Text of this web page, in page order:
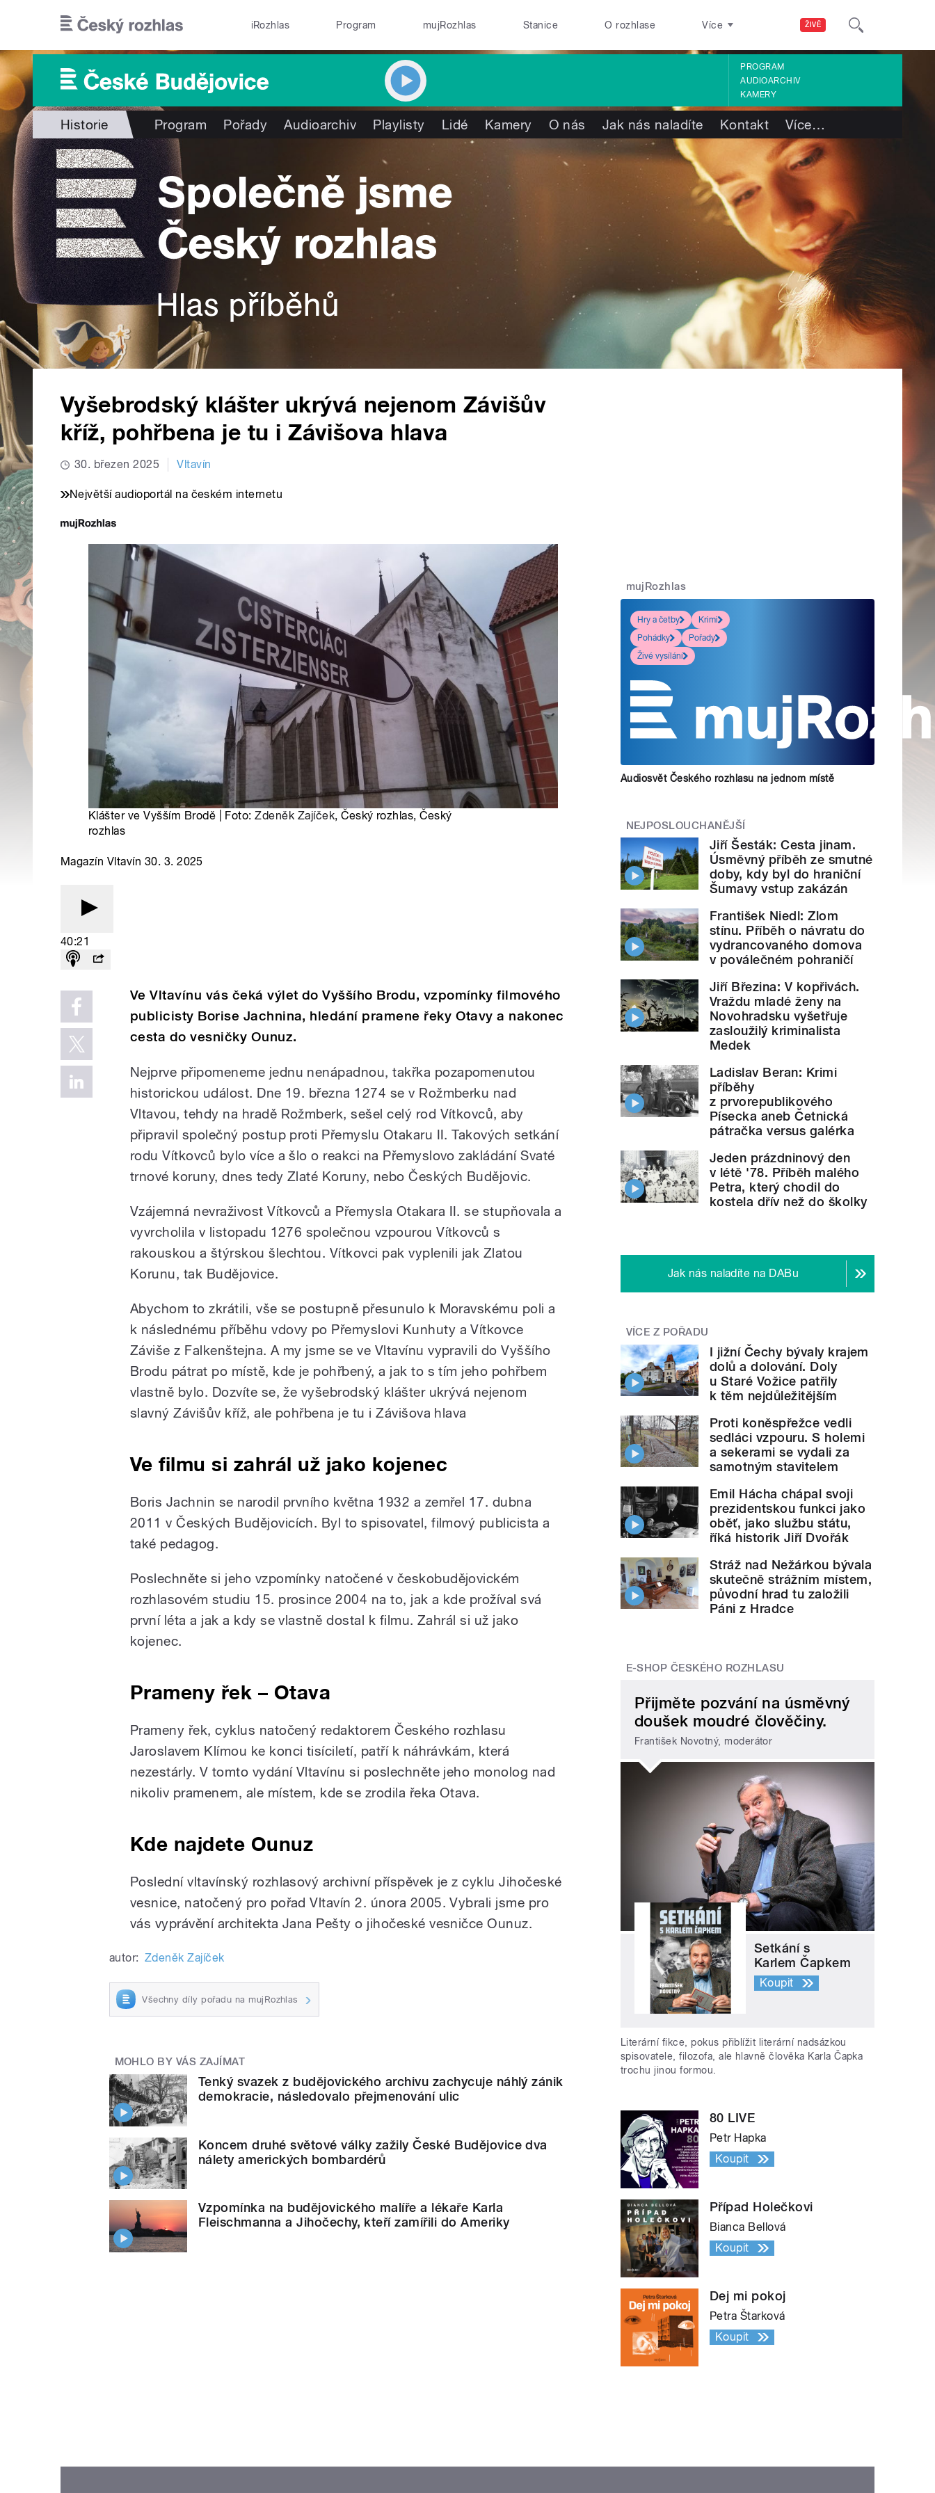
ŽIVĚ
iRozhlas Program mujRozhlas Stanice O rozhlase Více
PROGRAM
AUDIOARCHIV
KAMERY
Historie Program Pořady Audioarchiv Playlisty Lidé Kamery O nás Jak nás naladíte Kontakt Více…
Vyšebrodský klášter ukrývá nejenom Závišův
kříž, pohřbena je tu i Závišova hlava
30. březen 2025 Vltavín
Největší audioportál na českém internetu
Klášter ve Vyšším Brodě | Foto:Zdeněk Zajíček, Český rozhlas, Český
rozhlas
Magazín Vltavín 30. 3. 2025
40:21
Ve Vltavínu vás čeká výlet do Vyššího Brodu, vzpomínky filmového
publicisty Borise Jachnina, hledání pramene řeky Otavy a nakonec
cesta do vesničky Ounuz.
Nejprve připomeneme jednu nenápadnou, takřka pozapomenutou
historickou událost. Dne 19. března 1274 se v Rožmberku nad
Vltavou, tehdy na hradě Rožmberk, sešel celý rod Vítkovců, aby
připravil společný postup proti Přemyslu Otakaru II. Takových setkání
rodu Vítkovců bylo více a šlo o reakci na Přemyslovo zakládání Svaté
trnové koruny, dnes tedy Zlaté Koruny, nebo Českých Budějovic.
Vzájemná nevraživost Vítkovců a Přemysla Otakara II. se stupňovala a
vyvrcholila v listopadu 1276 společnou vzpourou Vítkovců s
rakouskou a štýrskou šlechtou. Vítkovci pak vyplenili jak Zlatou
Korunu, tak Budějovice.
Abychom to zkrátili, vše se postupně přesunulo k Moravskému poli a
k následnému příběhu vdovy po Přemyslovi Kunhuty a Vítkovce
Záviše z Falkenštejna. A my jsme se ve Vltavínu vypravili do Vyššího
Brodu pátrat po místě, kde je pohřbený, a jak to s tím jeho pohřbem
vlastně bylo. Dozvíte se, že vyšebrodský klášter ukrývá nejenom
slavný Závišův kříž, ale pohřbena je tu i Závišova hlava
Ve filmu si zahrál už jako kojenec
Boris Jachnin se narodil prvního května 1932 a zemřel 17. dubna
2011 v Českých Budějovicích. Byl to spisovatel, filmový publicista a
také pedagog.
Poslechněte si jeho vzpomínky natočené v českobudějovickém
rozhlasovém studiu 15. prosince 2004 na to, jak a kde prožíval svá
první léta a jak a kdy se vlastně dostal k filmu. Zahrál si už jako
kojenec.
Prameny řek – Otava
Prameny řek, cyklus natočený redaktorem Českého rozhlasu
Jaroslavem Klímou ke konci tisíciletí, patří k náhrávkám, která
nezestárly. V tomto vydání Vltavínu si poslechněte jeho monolog nad
nikoliv pramenem, ale místem, kde se zrodila řeka Otava.
Kde najdete Ounuz
Poslední vltavínský rozhlasový archivní příspěvek je z cyklu Jihočeské
vesnice, natočený pro pořad Vltavín 2. února 2005. Vybrali jsme pro
vás vyprávění architekta Jana Pešty o jihočeské vesničce Ounuz.
autor: Zdeněk Zajíček
Všechny díly pořadu na mujRozhlas
MOHLO BY VÁS ZAJÍMAT
Tenký svazek z budějovického archivu zachycuje náhlý zánik
demokracie, následovalo přejmenování ulic
Koncem druhé světové války zažily České Budějovice dva
nálety amerických bombardérů
Vzpomínka na budějovického malíře a lékaře Karla
Fleischmanna a Jihočechy, kteří zamířili do Ameriky
mujRozhlas
Hry a četby
Krimi
Pohádky
Pořady
Živé vysílání
Audiosvět Českého rozhlasu na jednom místě
NEJPOSLOUCHANĚJŠÍ
Jiří Šesták: Cesta jinam.
Úsměvný příběh ze smutné
doby, kdy byl do hraniční
Šumavy vstup zakázán
František Niedl: Zlom
stínu. Příběh o návratu do
vydrancovaného domova
v poválečném pohraničí
Jiří Březina: V kopřivách.
Vraždu mladé ženy na
Novohradsku vyšetřuje
zasloužilý kriminalista
Medek
Ladislav Beran: Krimi
příběhy
z prvorepublikového
Písecka aneb Četnická
pátračka versus galérka
Jeden prázdninový den
v létě '78. Příběh malého
Petra, který chodil do
kostela dřív než do školky
Jak nás naladíte na DABu
VÍCE Z POŘADU
I jižní Čechy bývaly krajem
dolů a dolování. Doly
u Staré Vožice patřily
k těm nejdůležitějším
Proti koněspřežce vedli
sedláci vzpouru. S holemi
a sekerami se vydali za
samotným stavitelem
Emil Hácha chápal svoji
prezidentskou funkci jako
oběť, jako službu státu,
říká historik Jiří Dvořák
Stráž nad Nežárkou bývala
skutečně strážním místem,
původní hrad tu založili
Páni z Hradce
E-SHOP ČESKÉHO ROZHLASU
Přijměte pozvání na úsměvný
doušek moudré člověčiny.
František Novotný, moderátor
Setkání s
Karlem Čapkem
Koupit
Literární fikce, pokus přiblížit literární nadsázkou
spisovatele, filozofa, ale hlavně člověka Karla Čapka
trochu jinou formou.
80 LIVE
Petr Hapka
Koupit
Případ Holečkovi
Bianca Bellová
Koupit
Dej mi pokoj
Petra Štarková
Koupit